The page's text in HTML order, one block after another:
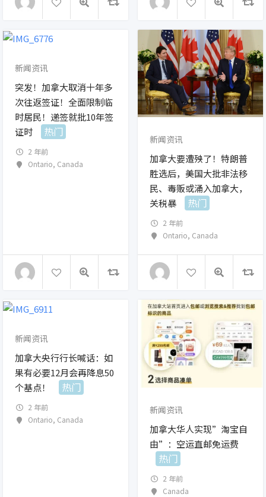
新闻资讯
突发！加拿大取消十年多
次往返签证！全面限制临
时居民！递签就批10年签
证时
热门
2 年前
Ontario, Canada
新闻资讯
加拿大要遭殃了！特朗普
胜选后，美国大批非法移
民、毒贩或涌入加拿大，
关税暴
热门
2 年前
Ontario, Canada
新闻资讯
加拿大央行行长喊话：如
果有必要12月会再降息50
个基点！
热门
2 年前
Ontario, Canada
新闻资讯
加拿大华人实现”淘宝自
由”：空运直邮免运费
热门
2 年前
Canada